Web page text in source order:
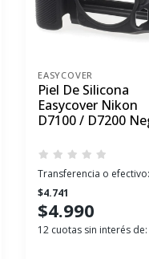
EASYCOVER
Piel De Silicona
Easycover Nikon
D7100 / D7200
Transferencia o efectivo:
$4.741
$4.990
12 cuotas sin interés de: